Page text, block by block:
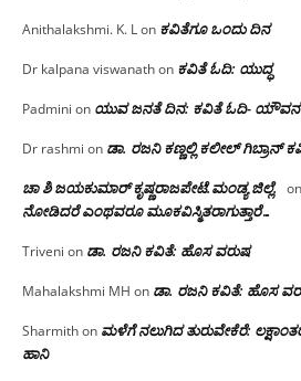
Anithalakshmi. K. Lon ಕವಿತೆಗೂ ಒಂದು ದಿನ
Dr kalpana viswanathon ಕವಿತೆ ಓದಿ: ಯುದ್ಧ
Padmini on ಯುವ ಜನತೆ ದಿನ: ಕವಿತೆ ಓದಿ- ಯೌವನ
Dr rashmi on ಡಾ. ರಜನಿ‌ ಕಣ್ಣಲ್ಲಿ ಕಲೀಲ್ ಗಿಬ್ರಾನ್
ಚಾ ಶಿ ಜಯಕುಮಾರ್ ಕೃಷ್ಣರಾಜಪೇಟೆ.ಮಂಡ್ಯ ಜಿಲ್ಲೆ. on
ನೋಡಿದರೆ ಎಂಥವರೂ ಮೂಕವಿಸ್ಮಿತರಾಗುತ್ತಾರೆ…
Triveni on ಡಾ. ರಜನಿ ಕವಿತೆ: ಹೊಸ ವರುಷ
Mahalakshmi MH on ಡಾ. ರಜನಿ ಕವಿತೆ: ಹೊಸ
Sharmithon ಮಳೆಗೆ ನಲುಗಿದ ತುರುವೇಕೆರೆ:
ಹಾನಿ